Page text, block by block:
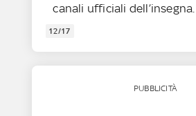
canali ufficiali dell’insegna.
12/17
PUBBLICITÀ